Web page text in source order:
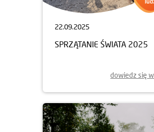
22.09.2025
SPRZĄTANIE ŚWIATA 2025
dowiedz się